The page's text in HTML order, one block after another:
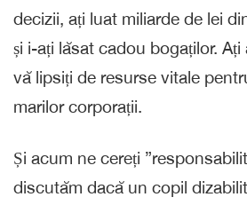
decizii, ați luat miliarde de lei
și i-ați lăsat cadou bogaților.
vă lipsiți de resurse vitale
marilor corporații.
Și acum ne cereți
discutăm dacă un copil